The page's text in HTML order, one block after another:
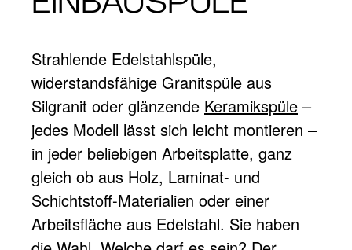
Strahlende Edelstahlspüle,
widerstandsfähige Granitspüle aus
Silgranit oder glänzende Keramikspüle –
jedes Modell lässt sich leicht montieren –
in jeder beliebigen Arbeitsplatte, ganz
gleich ob aus Holz, Laminat- und
Schichtstoff-Materialien oder einer
Arbeitsfläche aus Edelstahl. Sie haben